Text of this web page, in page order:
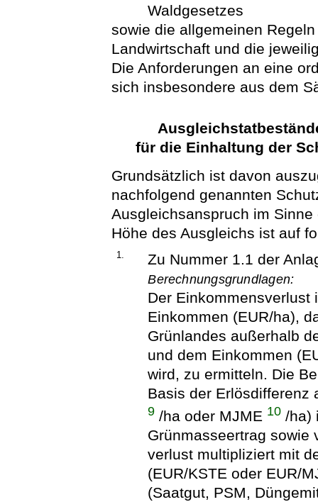
Waldgesetzes
sowie die allgemeinen
Landwirtschaft und die
Die Anforderungen an eine
sich insbesondere aus dem
für die Einhaltung der
Grundsätzlich ist davon
nachfolgend genannten
Ausgleichsanspruch im
Höhe des Ausgleichs ist auf
1. Zu Nummer 1.1 der
Berechnungsgrundlagen:
Der Einkommensverlust
Einkommen (EUR/ha),
Grünlandes außerhalb
und dem Einkommen
wird, zu ermitteln. Die
Basis der Erlösdifferenz
9 /ha oder MJME 10 /ha)
Grünmasseertrag sowie
verlust multipliziert mit
(EUR/KSTE oder EUR/
(Saatgut, PSM,